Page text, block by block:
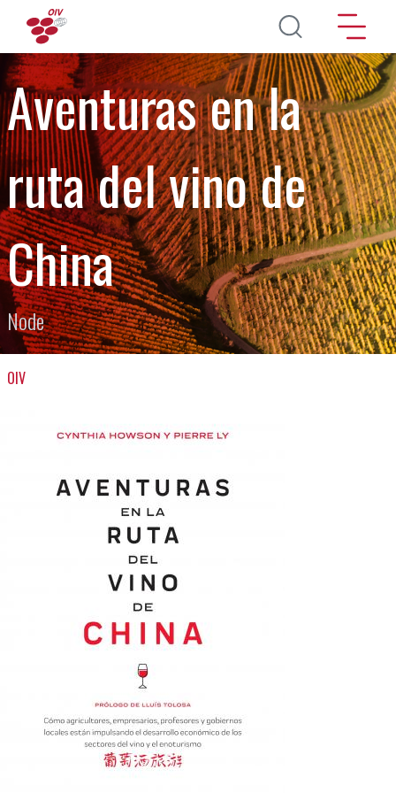
Direkt zum Inhalt
Aventuras en la
ruta del vino de
China
Node
OIV